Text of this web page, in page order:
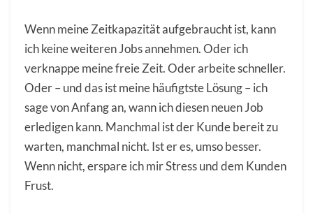
Wenn meine Zeitkapazität aufgebraucht ist, kann
ich keine weiteren Jobs annehmen. Oder ich
verknappe meine freie Zeit. Oder arbeite schneller.
Oder – und das ist meine häufigtste Lösung – ich
sage von Anfang an, wann ich diesen neuen Job
erledigen kann. Manchmal ist der Kunde bereit zu
warten, manchmal nicht. Ist er es, umso besser.
Wenn nicht, erspare ich mir Stress und dem Kunden
Frust.